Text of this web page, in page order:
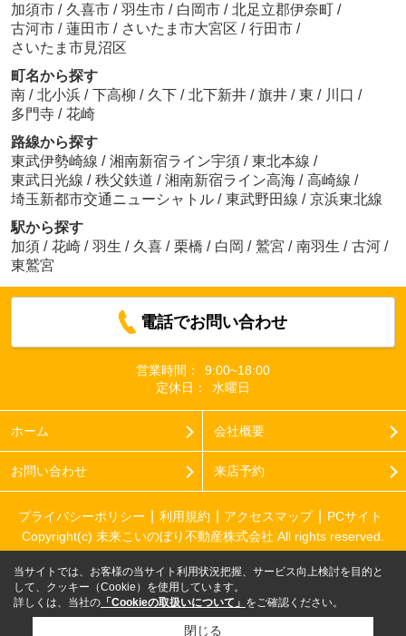
加須市 / 久喜市 / 羽生市 / 白岡市 / 北足立郡伊奈町 /
古河市 / 蓮田市 / さいたま市大宮区 / 行田市 /
さいたま市見沼区
町名から探す
南 / 北小浜 / 下高柳 / 久下 / 北下新井 / 旗井 / 東 / 川口 /
多門寺 / 花崎
路線から探す
東武伊勢崎線 / 湘南新宿ライン宇須 / 東北本線 /
東武日光線 / 秩父鉄道 / 湘南新宿ライン高海 / 高崎線 /
埼玉新都市交通ニューシャトル / 東武野田線 / 京浜東北線
駅から探す
加須 / 花崎 / 羽生 / 久喜 / 栗橋 / 白岡 / 鷲宮 / 南羽生 / 古河 /
東鷲宮
電話でお問い合わせ
営業時間：
9:00~18:00
定休日：
水曜日
ホーム 会社概要
お問い合わせ 来店予約
プライバシーポリシー 利用規約 アクセスマップ
PCサイト
Copyright(c) 未来こいのぼり不動産株式会社 All rights reserved.
当サイトでは、お客様の当サイト利用状況把握、サービス向上検討を目的と
して、クッキー（Cookie）を使用しています。
詳しくは、当社の 「Cookieの取扱いについて」 をご確認ください。
閉じる